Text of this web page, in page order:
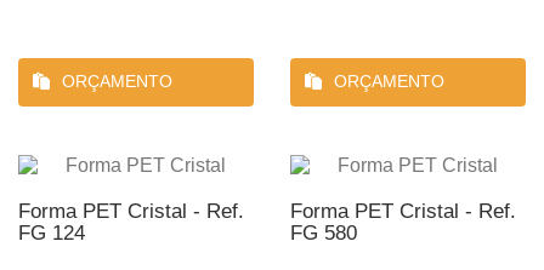
ORÇAMENTO ORÇAMENTO
Forma PET Cristal - Ref.
FG 124
Forma PET Cristal - Ref.
FG 580